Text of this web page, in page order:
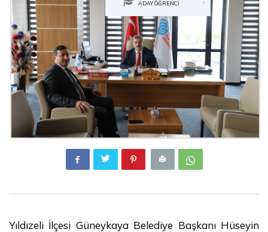
ADAY ÖĞRENCİ ›
Yıldızeli İlçesi Güneykaya Belediye Başkanı Hüseyin